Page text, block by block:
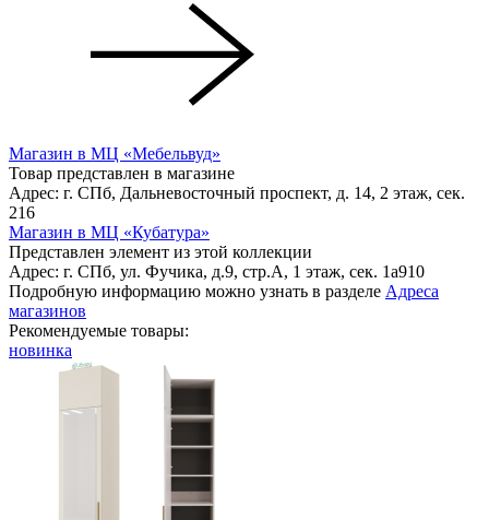
Магазин в МЦ «Мебельвуд»
Товар представлен в магазине
Адрес: г. СПб, Дальневосточный проспект, д. 14, 2 этаж, сек.
216
Магазин в МЦ «Кубатура»
Представлен элемент из этой коллекции
Адрес: г. СПб, ул. Фучика, д.9, стр.А, 1 этаж, сек. 1a910
Подробную информацию можно узнать в разделе Адреса
магазинов
Рекомендуемые товары:
новинка